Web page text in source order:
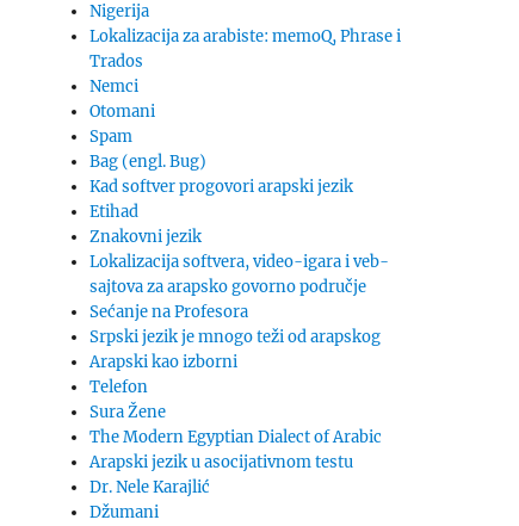
Nigerija
Lokalizacija za arabiste: memoQ, Phrase i
Trados
Nemci
Otomani
Spam
Bag (engl. Bug)
Kad softver progovori arapski jezik
Etihad
Znakovni jezik
Lokalizacija softvera, video-igara i veb-
sajtova za arapsko govorno područje
Sećanje na Profesora
Srpski jezik je mnogo teži od arapskog
Arapski kao izborni
Telefon
Sura Žene
The Modern Egyptian Dialect of Arabic
Arapski jezik u asocijativnom testu
Dr. Nele Karajlić
Džumani